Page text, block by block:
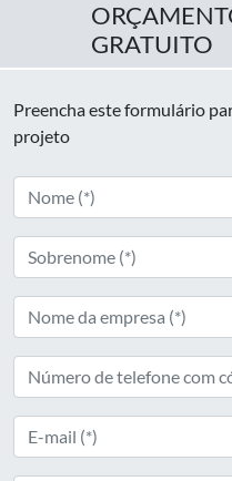
GRATUITO
Preencha este formulário
projeto